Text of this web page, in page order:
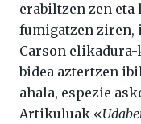
erabiltzen zen
fumigatzen ziren,
Carson elikadura-
bidea aztertzen
ahala, espezie
Artikuluak «